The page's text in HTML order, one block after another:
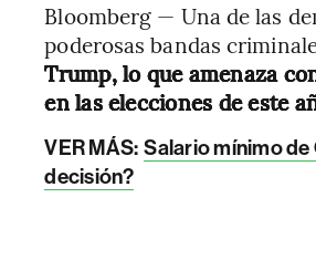
Bloomberg — Una de las
poderosas bandas
Trump, lo que amenaza
en las elecciones de este
VER MÁS: Salario mínimo
decisión?